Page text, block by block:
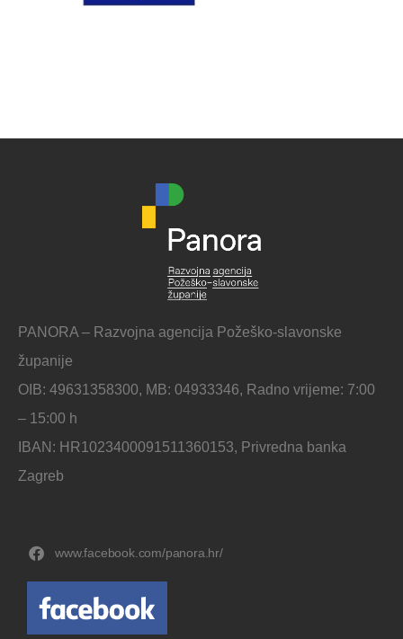
PANORA – Razvojna agencija Požeško-slavonske
županije
OIB: 49631358300, MB: 04933346, Radno vrijeme: 7:00
– 15:00 h
IBAN: HR1023400091511360153, Privredna banka
Zagreb
www.facebook.com/panora.hr/